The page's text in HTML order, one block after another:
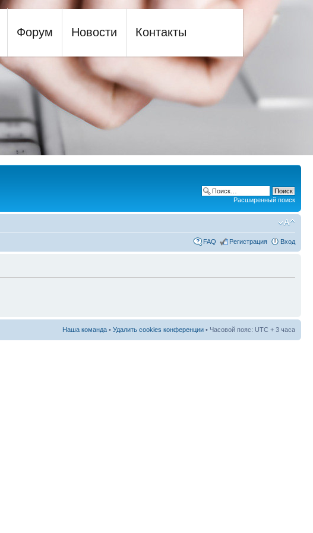
Форум Новости Контакты
Расширенный поиск
FAQ Регистрация Вход
Наша команда • Удалить cookies конференции • Часовой пояс: UTC + 3 часа